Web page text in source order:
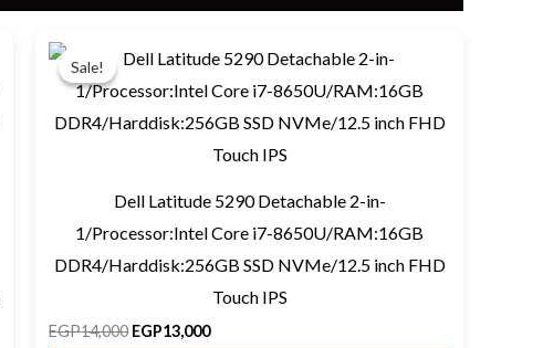
Sale!
Sale!
Dell Latitude 5290 Detachable 2-in-
1/Processor:Intel Core i7-8650U/RAM:16GB
DDR4/Harddisk:256GB SSD NVMe/12.5 inch FHD
Touch IPS
EGP14,000
price
EGP14,000.
EGP13,000
price
EGP13,000.